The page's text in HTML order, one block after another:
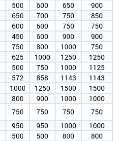
500 600 650
900
650 700 750
850
600 600 750
750
450 600 900
900
750 800 1000
750
625 1000 1250
1250
500 750 1000
1125
572 858 1143
1143
1000 1250 1500
1500
800 900 1000
1000
750 750 750
750
950 950 1000
1000
500 500 800
800